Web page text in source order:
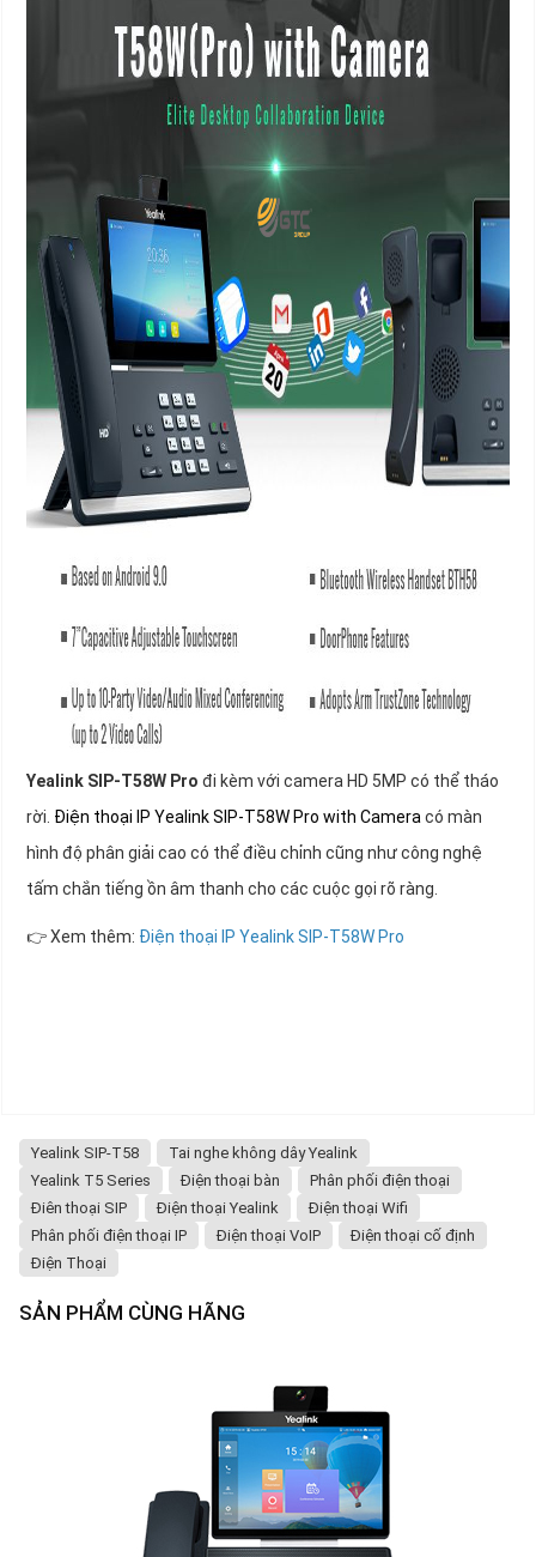
Yealink SIP-T58W Pro đi kèm với camera HD 5MP có thể tháo
rời. Điện thoại IP Yealink SIP-T58W Pro with Camera có màn
hình độ phân giải cao có thể điều chỉnh cũng như công nghệ
tấm chắn tiếng ồn âm thanh cho các cuộc gọi rõ ràng.
👉 Xem thêm: Điện thoại IP Yealink SIP-T58W Pro
Yealink SIP-T58
Tai nghe không dây Yealink
Yealink T5 Series
Điện thoại bàn
Phân phối điện thoại
Điên thoại SIP
Điện thoại Yealink
Điện thoại Wifi
Phân phối điện thoại IP
Điện thoại VoIP
Điện thoại cố định
Điện Thoại
SẢN PHẨM CÙNG HÃNG